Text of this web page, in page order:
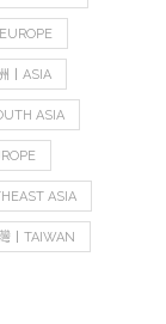
丨ASIA
ASIA
ASIA
丨TAIWAN